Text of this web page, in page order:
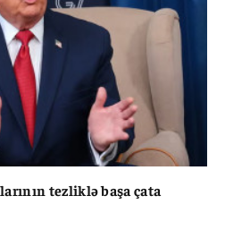
tezliklə başa çata